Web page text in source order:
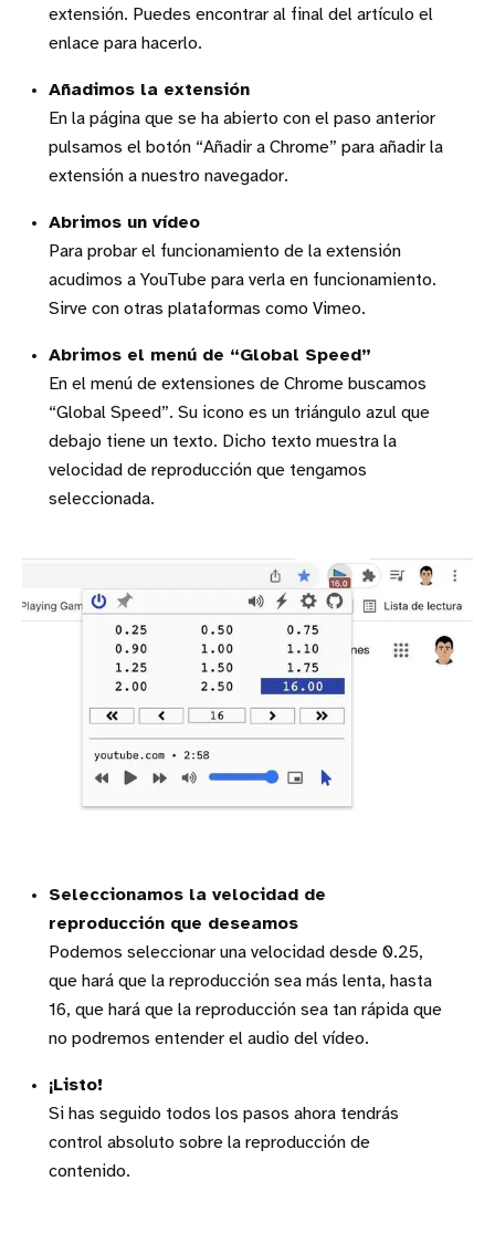
extensión. Puedes encontrar al final del artículo el
enlace para hacerlo.
Añadimos la extensión
En la página que se ha abierto con el paso anterior
pulsamos el botón “Añadir a Chrome” para añadir la
extensión a nuestro navegador.
Abrimos un vídeo
Para probar el funcionamiento de la extensión
acudimos a YouTube para verla en funcionamiento.
Sirve con otras plataformas como Vimeo.
Abrimos el menú de “Global Speed”
En el menú de extensiones de Chrome buscamos
“Global Speed”. Su icono es un triángulo azul que
debajo tiene un texto. Dicho texto muestra la
velocidad de reproducción que tengamos
seleccionada.
Seleccionamos la velocidad de
reproducción que deseamos
Podemos seleccionar una velocidad desde 0.25,
que hará que la reproducción sea más lenta, hasta
16, que hará que la reproducción sea tan rápida que
no podremos entender el audio del vídeo.
¡Listo!
Si has seguido todos los pasos ahora tendrás
control absoluto sobre la reproducción de
contenido.